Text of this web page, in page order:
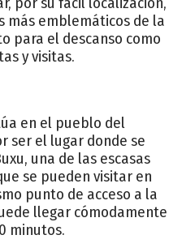
más emblemáticos de la
para el descanso como
y visitas.
en el pueblo del
ser el lugar donde se
una de las escasas
se pueden visitar en
punto de acceso a la
llegar cómodamente
minutos.